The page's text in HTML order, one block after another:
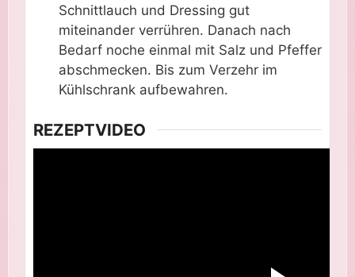
Schnittlauch und Dressing gut
miteinander verrühren. Danach nach
Bedarf noche einmal mit Salz und Pfeffer
abschmecken. Bis zum Verzehr im
Kühlschrank aufbewahren.
REZEPTVIDEO